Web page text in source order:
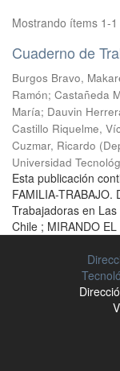
Mostrando ítems 1-1
Cuaderno de
Burgos Bravo,
Ramón; Castañeda
María; Dauvin
Castillo Riquelme,
Cuzmar, Ricardo (
Universidad
Esta publicación
FAMILIA-TRABAJO.
Trabajadoras en
Chile ; MIRANDO